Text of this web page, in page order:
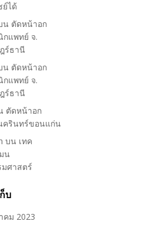
ได้
น ตัดหน้าอก
กแพทย์ จ.
ร์ธานี
น ตัดหน้าอก
กแพทย์ จ.
ร์ธานี
ตัดหน้าอก
ครินทร์ขอนแก่น
บน เทค
น
มศาสตร์
บ
คม 2023